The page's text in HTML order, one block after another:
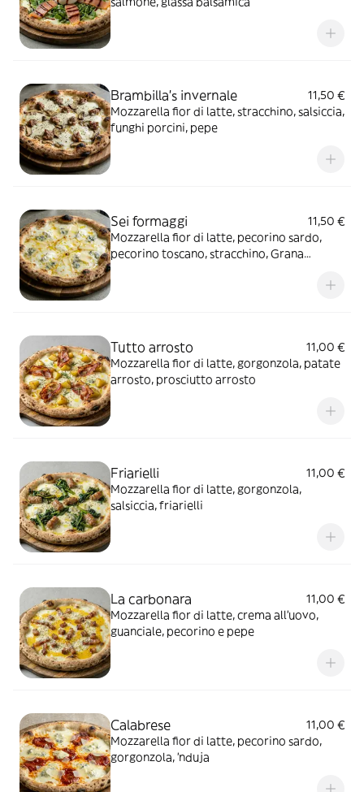
Brambilla's invernale
11,50 €
Mozzarella fior di latte, stracchino, salsiccia,
funghi porcini, pepe
Sei formaggi
11,50 €
Mozzarella fior di latte, pecorino sardo,
pecorino toscano, stracchino, Grana
Tutto arrosto
11,00 €
Mozzarella fior di latte, gorgonzola, patate
arrosto, prosciutto arrosto
Friarielli
11,00 €
Mozzarella fior di latte, gorgonzola,
salsiccia, friarielli
La carbonara
11,00 €
Mozzarella fior di latte, crema all'uovo,
guanciale, pecorino e pepe
Calabrese
11,00 €
Mozzarella fior di latte, pecorino sardo,
gorgonzola, 'nduja